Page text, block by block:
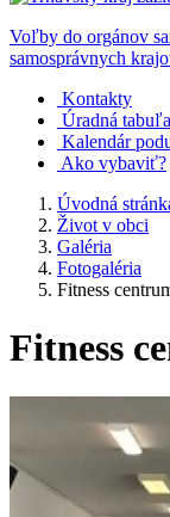
Voľby do orgánov
samosprávnych
Kontakty
Úradná tabuľa
Kalendár
Ako vybaviť?
Úvodná
Život v obci
Galéria
Fotogaléria
Fitness
Fitness